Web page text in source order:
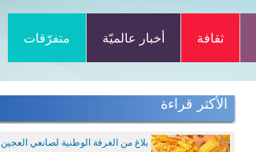
ثقافة أخبار عالميّة متفرّقات
الأكثر قراءة
بلاغ من الغرفة الوطنية لصانعي العجين